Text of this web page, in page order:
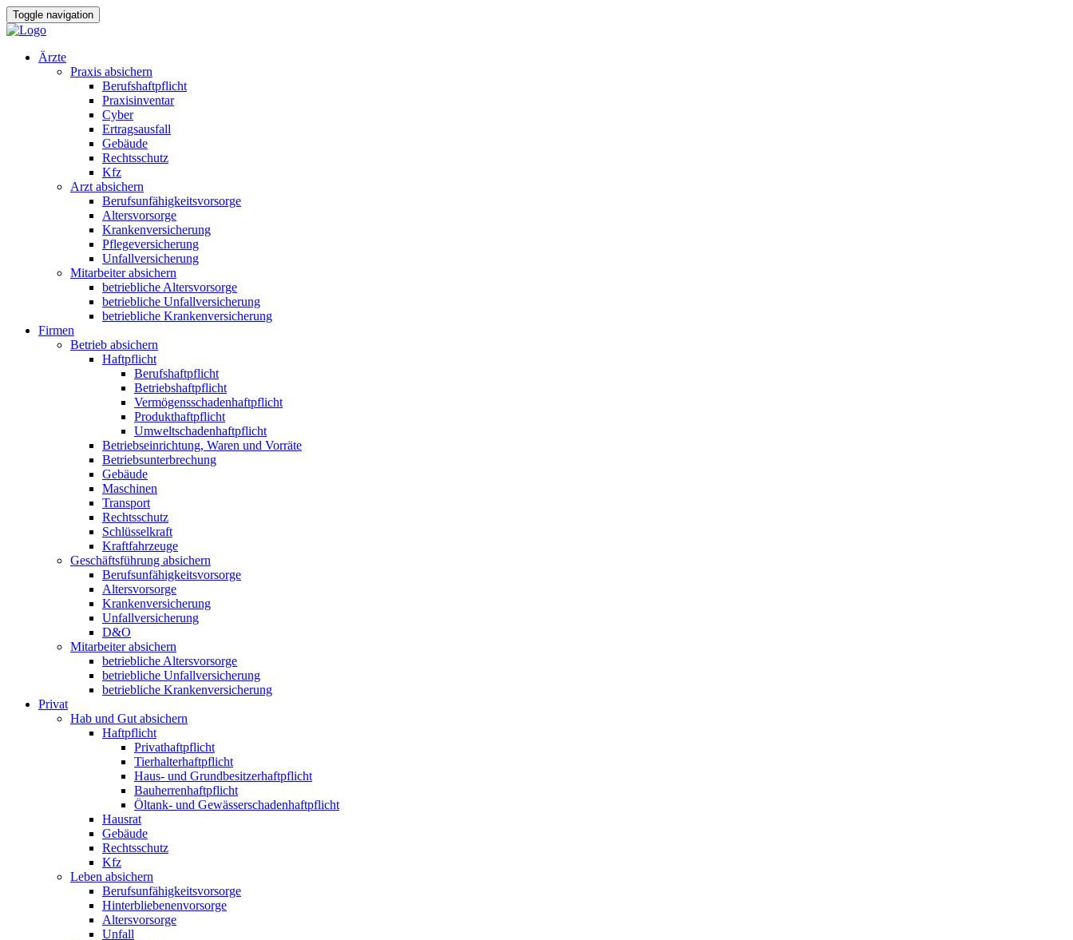
Toggle navigation
Ärzte
Praxis absichern
Berufshaftpflicht
Praxisinventar
Cyber
Ertragsausfall
Gebäude
Rechtsschutz
Kfz
Arzt absichern
Berufsunfähigkeitsvorsorge
Altersvorsorge
Krankenversicherung
Pflegeversicherung
Unfallversicherung
Mitarbeiter absichern
betriebliche Altersvorsorge
betriebliche Unfallversicherung
betriebliche Krankenversicherung
Firmen
Betrieb absichern
Haftpflicht
Berufshaftpflicht
Betriebshaftpflicht
Vermögensschadenhaftpflicht
Produkthaftpflicht
Umweltschadenhaftpflicht
Betriebseinrichtung, Waren und Vorräte
Betriebsunterbrechung
Gebäude
Maschinen
Transport
Rechtsschutz
Schlüsselkraft
Kraftfahrzeuge
Geschäftsführung absichern
Berufsunfähigkeitsvorsorge
Altersvorsorge
Krankenversicherung
Unfallversicherung
D&O
Mitarbeiter absichern
betriebliche Altersvorsorge
betriebliche Unfallversicherung
betriebliche Krankenversicherung
Privat
Hab und Gut absichern
Haftpflicht
Privathaftpflicht
Tierhalterhaftpflicht
Haus- und Grundbesitzerhaftpflicht
Bauherrenhaftpflicht
Öltank- und Gewässerschadenhaftpflicht
Hausrat
Gebäude
Rechtsschutz
Kfz
Leben absichern
Berufsunfähigkeitsvorsorge
Hinterbliebenenvorsorge
Altersvorsorge
Unfall